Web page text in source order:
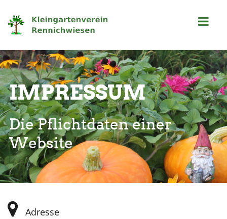
IMPRESSUM
Die Pflichtdaten einer
Website
Adresse